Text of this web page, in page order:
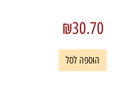
₪30.70
הוספה לסל